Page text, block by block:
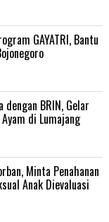
GAYATRI, Bantu
dengan BRIN, Gelar
di Lumajang
Minta Penahanan
Anak Dievaluasi